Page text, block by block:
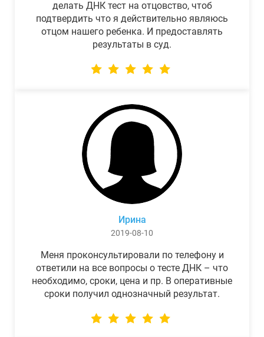
делать ДНК тест на отцовство, чтоб
подтвердить что я действительно являюсь
отцом нашего ребенка. И предоставлять
результаты в суд.
Ирина
2019-08-10
Меня проконсультировали по телефону и
ответили на все вопросы о тесте ДНК – что
необходимо, сроки, цена и пр. В оперативные
сроки получил однозначный результат.